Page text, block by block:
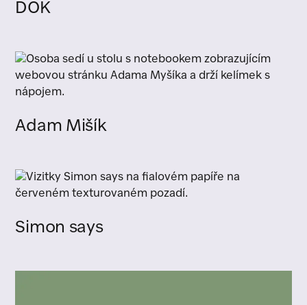
DOK
Adam Mišík
Simon says